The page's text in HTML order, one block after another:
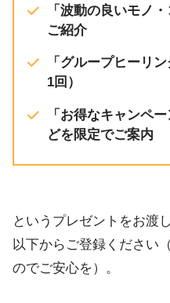
「波動の良いモノ
ご紹介
「グループヒーリ
1回）
「お得なキャンペ
どを限定でご案内
というプレゼントをお渡
以下からご登録ください
のでご安心を）。